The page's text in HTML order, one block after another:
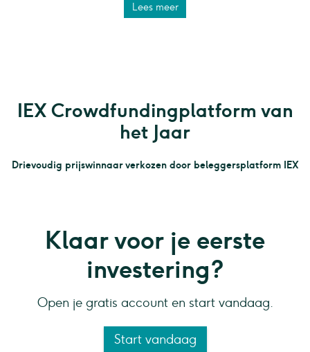
Lees meer
IEX Crowdfundingplatform van
het Jaar
Drievoudig prijswinnaar verkozen door beleggersplatform IEX
Klaar voor je eerste
investering?
Open je gratis account en start vandaag.
Start vandaag